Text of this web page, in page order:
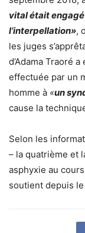
vital était
l’interpellation»,
les juges
d’Adama Traoré
effectuée par un
homme à «un
cause la
Selon les
– la quatrième et
asphyxie au
soutient depuis le